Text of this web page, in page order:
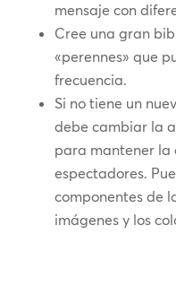
mensaje con
Cree una gran
«perennes» que
frecuencia.
Si no tiene un
debe cambiar la
para mantener la
espectadores.
componentes de
imágenes y los